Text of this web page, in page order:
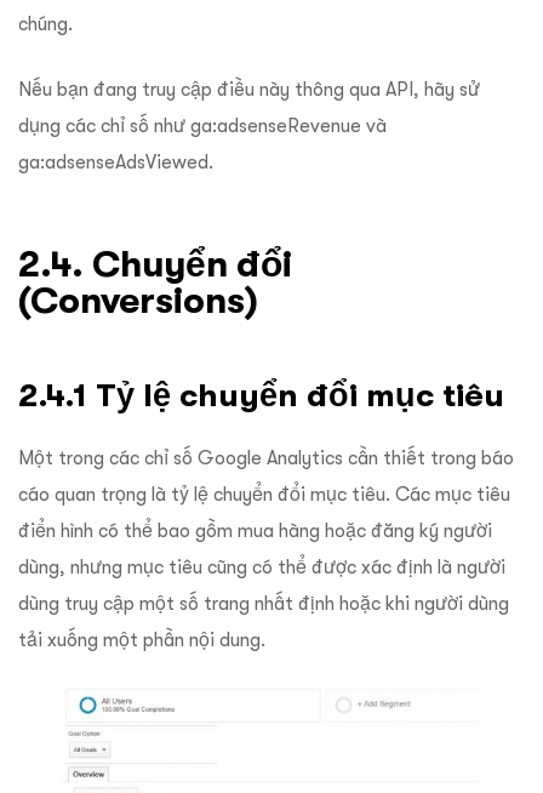
chúng.
Nếu bạn đang truy cập điều này thông qua API, hãy sử
dụng các chỉ số như ga:adsenseRevenue và
ga:adsenseAdsViewed.
2.4. Chuyển đổi
(Conversions)
2.4.1 Tỷ lệ chuyển đổi mục tiêu
Một trong các chỉ số Google Analytics cần thiết trong báo
cáo quan trọng là tỷ lệ chuyển đổi mục tiêu. Các mục tiêu
điển hình có thể bao gồm mua hàng hoặc đăng ký người
dùng, nhưng mục tiêu cũng có thể được xác định là người
dùng truy cập một số trang nhất định hoặc khi người dùng
tải xuống một phần nội dung.